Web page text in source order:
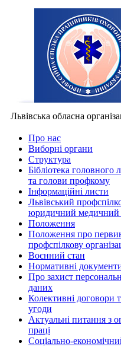
Львівська обласна
Про нас
Виборні органи
Структура
Бібліотека головного
та голови профкому
Інформаційні листи
Львівський
юридичний медичний
Положення
Положення про
профспілкову
Воєнний стан
Нормативні
Про захист
даних
Колективні договори
угоди
Актуальні питання з
праці
Соціально-